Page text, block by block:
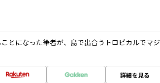
とになった筆者が、島で出合うトロピカルでマジ
詳細を見る